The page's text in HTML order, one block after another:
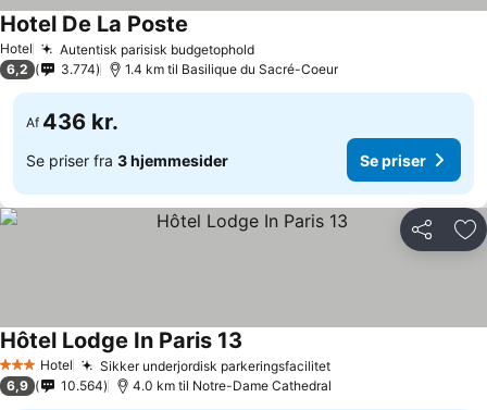
Hotel Autentisk parisisk budgetophold
Hotel De La Poste
6,2 3.774 1.4 km til Basilique du Sacré-Coeur
Af 436 kr.
Se priser fra 3 hjemmesider Se priser
Del
3 StjernerHotel Sikker underjordisk parkeringsfacilitet
Hôtel Lodge In Paris 13
6,9 10.564 4.0 km til Notre-Dame Cathedral